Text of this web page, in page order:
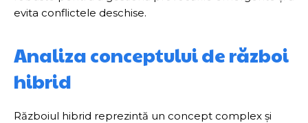
evita conflictele deschise.
Analiza conceptului de război
hibrid
Războiul hibrid reprezintă un concept complex și